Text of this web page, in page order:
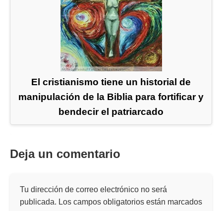
El cristianismo tiene un historial de
manipulación de la Biblia para fortificar y
bendecir el patriarcado
Deja un comentario
Tu dirección de correo electrónico no será
publicada. Los campos obligatorios están marcados